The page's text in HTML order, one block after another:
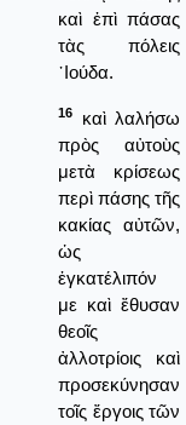
καὶ ἐπὶ πάσας
τὰς πόλεις
᾿Ιούδα.
16
καὶ λαλήσω
πρὸς αὐτοὺς
μετὰ κρίσεως
περὶ πάσης τῆς
κακίας αὐτῶν,
ὡς
ἐγκατέλιπόν
με καὶ ἔθυσαν
θεοῖς
ἀλλοτρίοις καὶ
προσεκύνησαν
τοῖς ἔργοις τῶν